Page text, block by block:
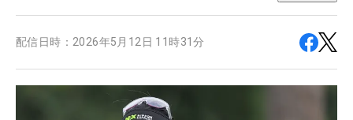
配信日時： 2026年5月12日 11時31分